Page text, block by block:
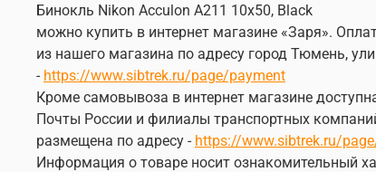
Бинокль Nikon Acculon A211 10х50, Black
можно купить в интернет магазине «Заря».
из нашего магазина по адресу город Тюмень,
- https://www.sibtrek.ru/page/payment
Кроме самовывоза в интернет магазине
Почты России и филиалы транспортных
размещена по адресу - https://www.sibtrek.ru/
Информация о товаре носит ознакомительный